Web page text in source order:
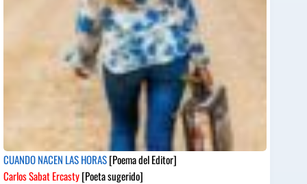
CUANDO NACEN LAS HORAS[Poema del Editor]
Carlos Sabat Ercasty[Poeta sugerido]